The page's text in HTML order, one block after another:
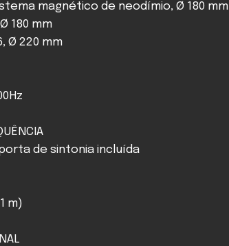
magnético de neodímio, Ø 180 mm
Ø 180 mm
Ø 220 mm
porta de sintonia incluída
m)